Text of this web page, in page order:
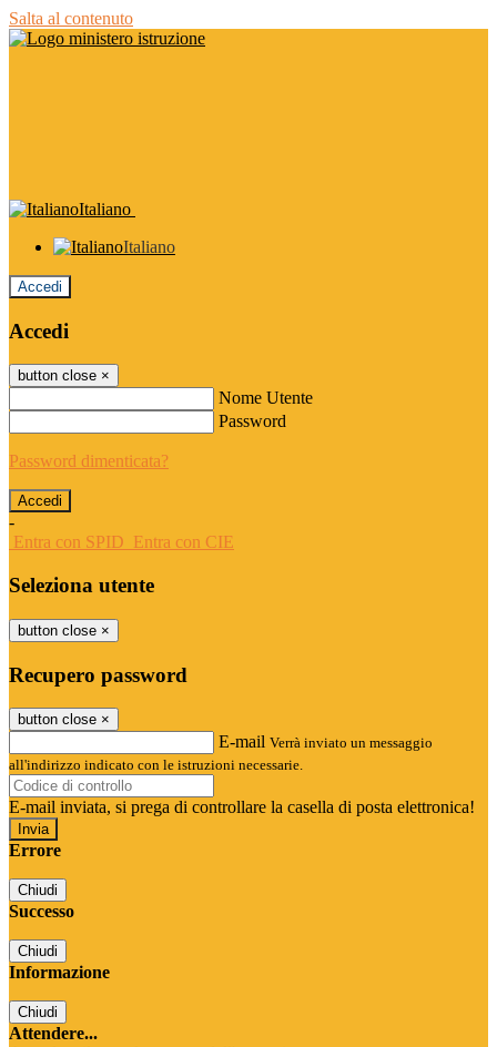
Salta al contenuto
Italiano
Italiano
Accedi
Accedi
button close ×
Nome Utente
Password
Password dimenticata?
-
Entra con SPID Entra con CIE
Seleziona utente
button close ×
Recupero password
button close ×
E-mail Verrà inviato un messaggio
all'indirizzo indicato con le istruzioni necessarie.
E-mail inviata, si prega di controllare la casella di posta elettronica!
Errore
Chiudi
Successo
Chiudi
Informazione
Chiudi
Attendere...